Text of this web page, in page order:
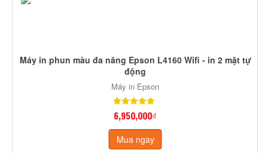
Máy in phun màu đa năng Epson L4160 Wifi - in 2 mặt tự
động
Máy in Epson
6,950,000₫
Mua ngay